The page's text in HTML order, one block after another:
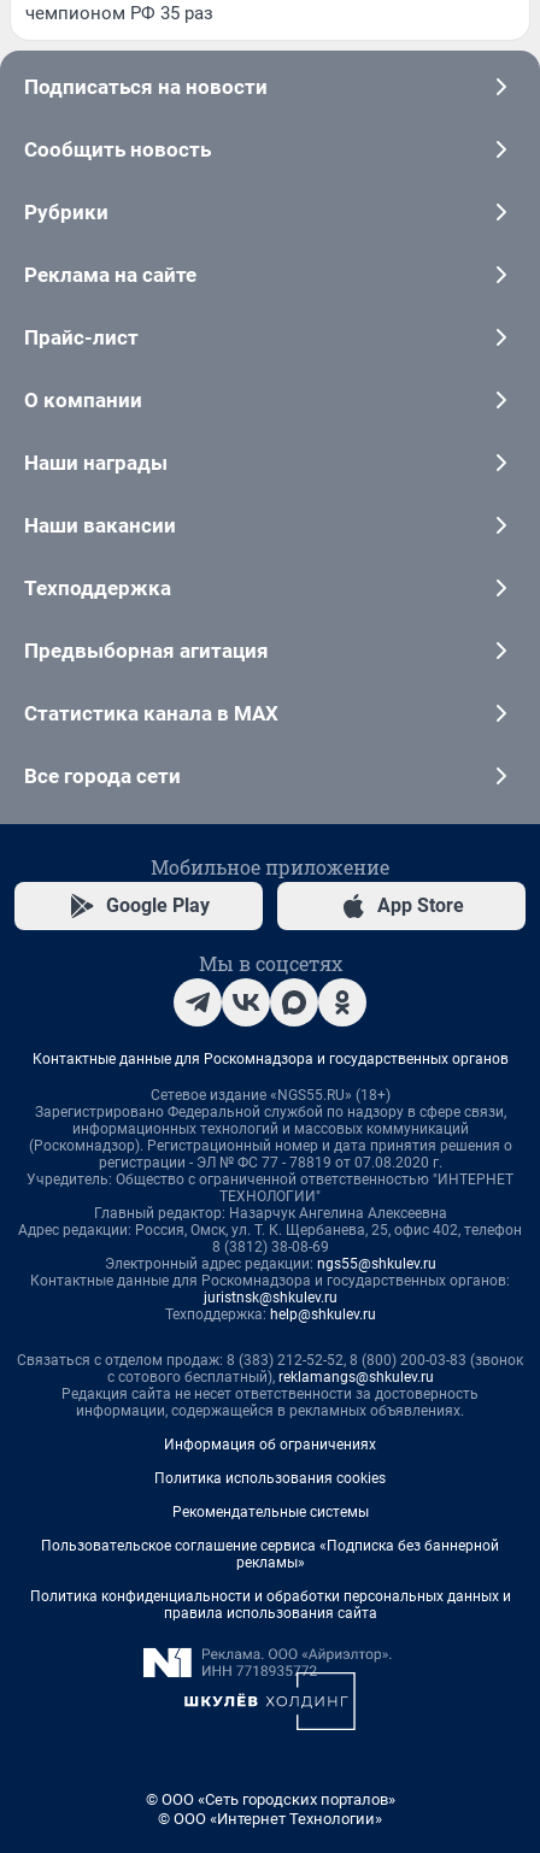
чемпионом РФ 35 раз
Подписаться на новости
Сообщить новость
Рубрики
Реклама на сайте
Прайс-лист
О компании
Наши награды
Наши вакансии
Техподдержка
Предвыборная агитация
Статистика канала в MAX
Все города сети
Мобильное приложение
Google Play App Store
Мы в соцсетях
Контактные данные для Роскомнадзора и государственных органов
Сетевое издание «NGS55.RU» (18+)
Зарегистрировано Федеральной службой по надзору в сфере связи,
информационных технологий и массовых коммуникаций
(Роскомнадзор). Регистрационный номер и дата принятия решения о
регистрации - ЭЛ № ФС 77 - 78819 от 07.08.2020 г.
Учредитель: Общество с ограниченной ответственностью "ИНТЕРНЕТ
ТЕХНОЛОГИИ"
Главный редактор: Назарчук Ангелина Алексеевна
Адрес редакции: Россия, Омск, ул. Т. К. Щербанева, 25, офис 402, телефон
8 (3812) 38-08-69
Электронный адрес редакции: ngs55@shkulev.ru
Контактные данные для Роскомнадзора и государственных органов:
juristnsk@shkulev.ru
Техподдержка: help@shkulev.ru
Связаться с отделом продаж: 8 (383) 212-52-52, 8 (800) 200-03-83 (звонок
с сотового бесплатный), reklamangs@shkulev.ru
Редакция сайта не несет ответственности за достоверность
информации, содержащейся в рекламных объявлениях.
Информация об ограничениях
Политика использования cookies
Рекомендательные системы
Пользовательское соглашение сервиса «Подписка без баннерной
рекламы»
Политика конфиденциальности и обработки персональных данных и
правила использования сайта
© ООО «Сеть городских порталов»
© ООО «Интернет Технологии»